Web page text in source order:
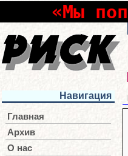
«Мы
Навигация
Главная
Архив
О нас